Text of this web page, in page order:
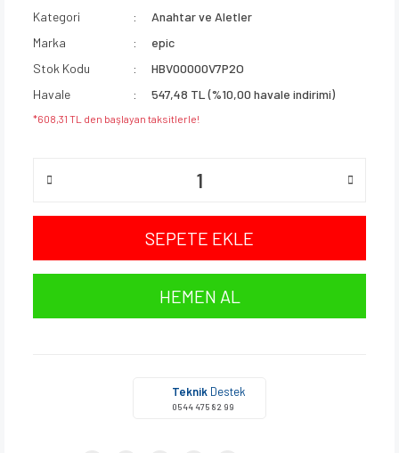
Kategori
Anahtar ve Aletler
Marka
epic
Stok Kodu
HBV00000V7P2O
Havale
547,48 TL (%10,00 havale indirimi)
*608,31 TL den başlayan taksitlerle!
SEPETE EKLE
HEMEN AL
Teknik Destek
0544 475 82 99